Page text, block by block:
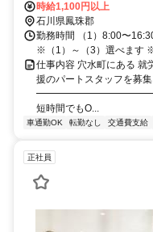
時給1,100円以上
石川県鳳珠郡
勤務時間 （1）8:00〜
※（1）～（3）選べます
仕事内容 穴水町にある 就
援のパートスタッフを募
短時間でもO...
車通勤OK 転勤なし 交通費支給
正社員